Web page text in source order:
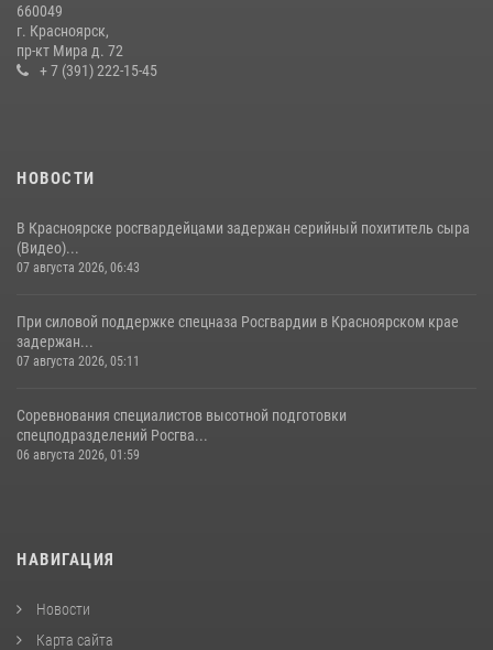
празднования 70-летия города
21 июля 2026, 01:41
660049
г. Красноярск,
пр-кт Мира д. 72
+ 7 (391) 222-15-45
НОВОСТИ
В Красноярске росгвардейцами задержан серийный похититель сыра
(Видео)...
07 августа 2026, 06:43
При силовой поддержке спецназа Росгвардии в Красноярском крае
задержан...
07 августа 2026, 05:11
Соревнования специалистов высотной подготовки
спецподразделений Росгва...
06 августа 2026, 01:59
НАВИГАЦИЯ
Новости
Карта сайта